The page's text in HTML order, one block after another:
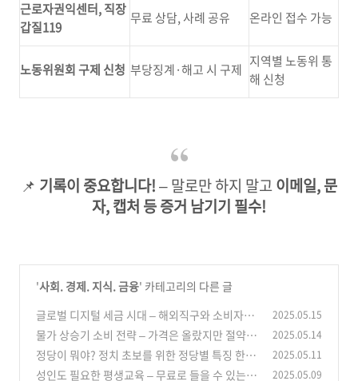
근로자권익센터, 직장
갑질119
무료 상담, 사례 공유 온라인 접수 가능
노동위원회 구제 신청 부당징계·해고 시 구제 지역별 노동위 통
해 신청
📌 기록이 중요합니다!– 말로만 하지 말고이메일, 문
자, 캡처 등 증거 남기기 필수!
'사회. 경제. 지식. 금융' 카테고리의 다른 글
글로벌 디지털 세금 시대 – 해외직구와 소비자에
게 미치는 영향은? (1)
2025.05.15
물가 상승기 소비 전략 – 가격은 올랐지만 절약
가능한 분야 5가지
(2)
2025.05.14
정당이 뭐야? 정치 초보를 위한 정당별 특징 한눈
에 보기
(2)
2025.05.11
성인도 필요한 평생교육 – 무료로 들을 수 있는
2025.05.09